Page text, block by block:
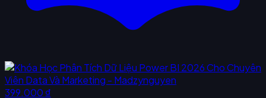
399.000 ₫